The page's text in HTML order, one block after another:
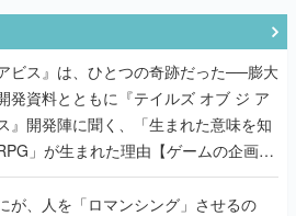
アビス』は、ひとつの奇跡だった──膨大
発資料とともに『テイルズ オブ ジ ア
』開発陣に聞く、「生まれた意味を知
」が生まれた理由【ゲームの企画
が、人を「ロマンシング」させるの